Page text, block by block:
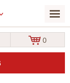
0